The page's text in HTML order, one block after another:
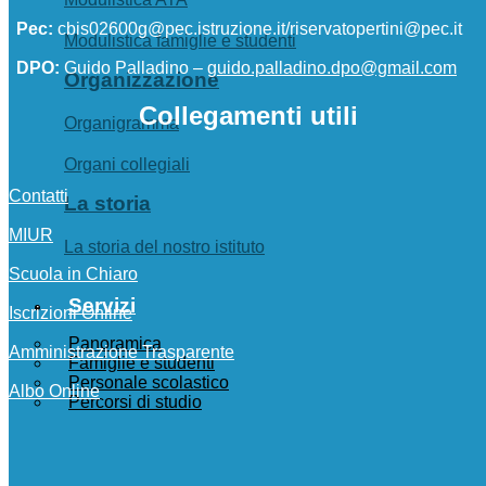
Modulistica famiglie e studenti
Organizzazione
Organigramma
Organi collegiali
La storia
La storia del nostro istituto
Servizi
Panoramica
Famiglie e studenti
Personale scolastico
Percorsi di studio
Pec: cbis02600g@pec.istruzione.it/riservatopertini@pec.it
DPO: Guido Palladino – guido.palladino.dpo@gmail.com
Collegamenti utili
Contatti
MIUR
Scuola in Chiaro
Iscrizioni Online
Amministrazione Trasparente
Albo Online